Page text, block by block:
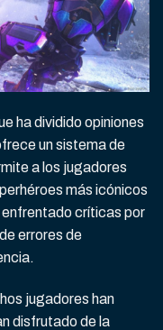
ha dividido opiniones
un sistema de
a los jugadores
más icónicos
enfrentado críticas por
errores de
jugadores han
disfrutado de la